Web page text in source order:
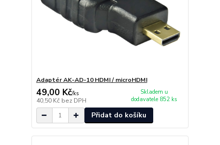
Adaptér AK-AD-10 HDMI / microHDMI
49,00 Kč/ks
40,50 Kč bez DPH
Skladem u
dodavatele 852 ks
Přidat do košíku